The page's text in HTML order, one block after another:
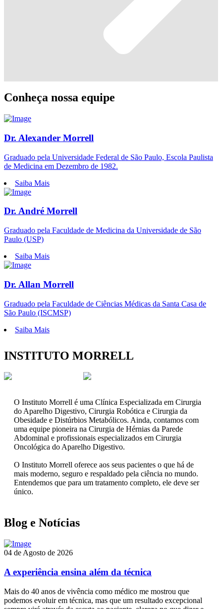
Conheça nossa equipe
Dr. Alexander Morrell
Graduado pela Universidade Federal de São Paulo, Escola Paulista
de Medicina em Dezembro de 1982.
Saiba Mais
Dr. André Morrell
Graduado pela Faculdade de Medicina da Universidade de São
Paulo (USP)
Saiba Mais
Dr. Allan Morrell
Graduado pela Faculdade de Ciências Médicas da Santa Casa de
São Paulo (ISCMSP)
Saiba Mais
INSTITUTO MORRELL
O Instituto Morrell é uma Clínica Especializada em Cirurgia
do Aparelho Digestivo, Cirurgia Robótica e Cirurgia da
Obesidade e Distúrbios Metabólicos. Ainda, contamos com
uma equipe pioneira na Cirurgia de Hérnias da Parede
Abdominal e profissionais especializados em Cirurgia
Oncológica do Aparelho Digestivo.
O Instituto Morrell oferece aos seus pacientes o que há de
mais moderno, seguro e respaldado pela ciência no mundo.
Entendemos que para um tratamento completo, ele deve ser
único.
Blog e Notícias
04 de Agosto de 2026
A experiência ensina além da técnica
Mais do 40 anos de vivência como médico me mostrou que
podemos evoluir em técnica, mas que um resultado excepcional